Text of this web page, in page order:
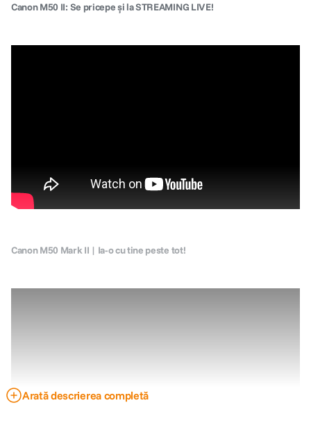
Canon M50 II: Se pricepe și la STREAMING LIVE!
Canon M50 Mark II | Ia-o cu tine peste tot!
Arată descrierea completă